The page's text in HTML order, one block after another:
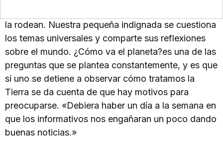
la rodean. Nuestra pequeña indignada se cuestiona
los temas universales y comparte sus reflexiones
sobre el mundo. ¿Cómo va el planeta?es una de las
preguntas que se plantea constantemente, y es que
si uno se detiene a observar cómo tratamos la
Tierra se da cuenta de que hay motivos para
preocuparse. «Debiera haber un día a la semana en
que los informativos nos engañaran un poco dando
buenas noticias.»